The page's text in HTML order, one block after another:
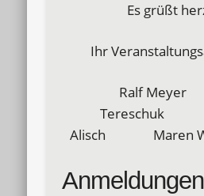
Es grüßt
Ihr
Ralf Meyer
Tereschuk
Alisch Maren
Anmeldungen